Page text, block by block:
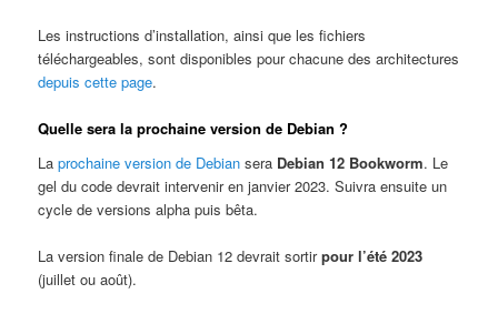
Les instructions d’installation, ainsi que les fichiers
téléchargeables, sont disponibles pour chacune des architectures
depuis cette page.
Quelle sera la prochaine version de Debian ?
Laprochaine version de Debian sera Debian 12 Bookworm. Le
gel du code devrait intervenir en janvier 2023. Suivra ensuite un
cycle de versions alpha puis bêta.
La version finale de Debian 12 devrait sortirpour l’été 2023
(juillet ou août).